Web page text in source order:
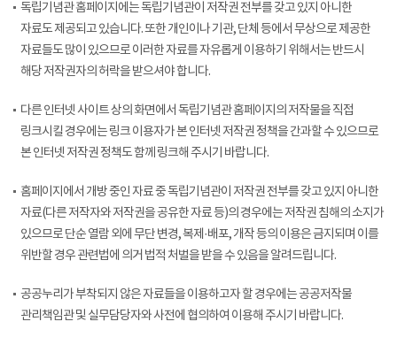
독립기념관 홈페이지에는 독립기념관이 저작권 전부를 갖고 있지 아니한
자료도 제공되고 있습니다. 또한 개인이나 기관, 단체 등에서 무상으로 제공한
자료들도 많이 있으므로 이러한 자료를 자유롭게 이용하기 위해서는 반드시
해당 저작권자의 허락을 받으셔야 합니다.
다른 인터넷 사이트 상의 화면에서 독립기념관 홈페이지의 저작물을 직접
링크시킬 경우에는 링크 이용자가 본 인터넷 저작권 정책을 간과할 수 있으므로
본 인터넷 저작권 정책도 함께 링크해 주시기 바랍니다.
홈페이지에서 개방 중인 자료 중 독립기념관이 저작권 전부를 갖고 있지 아니한
자료(다른 저작자와 저작권을 공유한 자료 등)의 경우에는 저작권 침해의 소지가
있으므로 단순 열람 외에 무단 변경, 복제·배포, 개작 등의 이용은 금지되며 이를
위반할 경우 관련법에 의거 법적 처벌을 받을 수 있음을 알려드립니다.
공공누리가 부착되지 않은 자료들을 이용하고자 할 경우에는 공공저작물
관리책임관 및 실무담당자와 사전에 협의하여 이용해 주시기 바랍니다.